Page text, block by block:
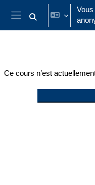
Passer au contenu principal
Panneau latéral
Activer/désactiver
Ce cours n’est